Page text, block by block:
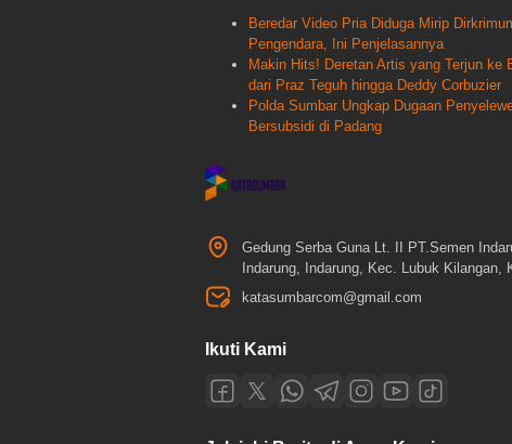
Beredar Video Pria Diduga Mirip
Pengendara, Ini Penjelasannya
Makin Hits! Deretan Artis yang Terjun ke
dari Praz Teguh hingga Deddy Corbuzier
Polda Sumbar Ungkap Dugaan
Bersubsidi di Padang
Gedung Serba Guna Lt. II PT.Semen
Indarung, Indarung, Kec. Lubuk
katasumbarcom@gmail.com
Ikuti Kami